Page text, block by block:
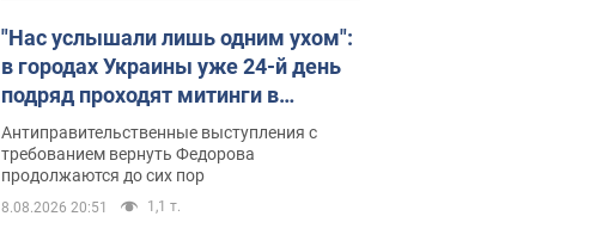
"Нас услышали лишь одним ухом":
в городах Украины уже 24-й день
подряд проходят митинги в
поддержку Федорова. Фото и
видео
Антиправительственные выступления с
требованием вернуть Федорова
продолжаются до сих пор
8.08.2026 20:51 1,1 т.